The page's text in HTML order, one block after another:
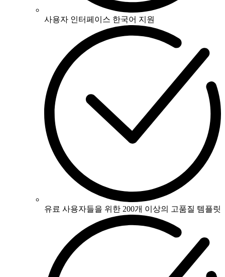
사용자 인터페이스 한국어 지원
유료 사용자들을 위한 200개 이상의 고품질 템플릿